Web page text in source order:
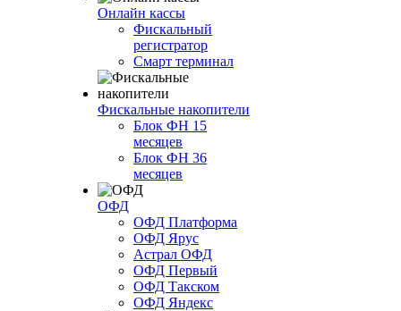
Онлайн кассы
Фискальный
регистратор
Смарт терминал
Фискальные накопители
Блок ФН 15
месяцев
Блок ФН 36
месяцев
ОФД
ОФД Платформа
ОФД Ярус
Астрал ОФД
ОФД Первый
ОФД Такском
ОФД Яндекс